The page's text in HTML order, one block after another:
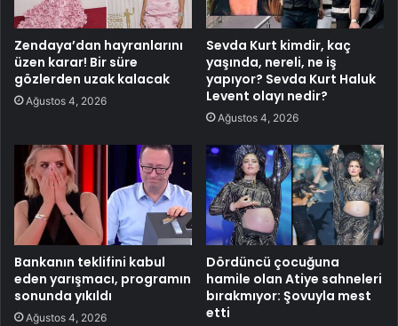
Zendaya’dan hayranlarını
üzen karar! Bir süre
gözlerden uzak kalacak
Ağustos 4, 2026
Sevda Kurt kimdir, kaç
yaşında, nereli, ne iş
yapıyor? Sevda Kurt Haluk
Levent olayı nedir?
Ağustos 4, 2026
Bankanın teklifini kabul
eden yarışmacı, programın
sonunda yıkıldı
Ağustos 4, 2026
Dördüncü çocuğuna
hamile olan Atiye sahneleri
bırakmıyor: Şovuyla mest
etti